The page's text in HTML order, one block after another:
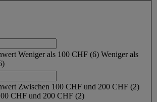
Weniger als 100 CHF (6) Weniger als
Zwischen 100 CHF und 200 CHF (2)
CHF und 200 CHF (2)